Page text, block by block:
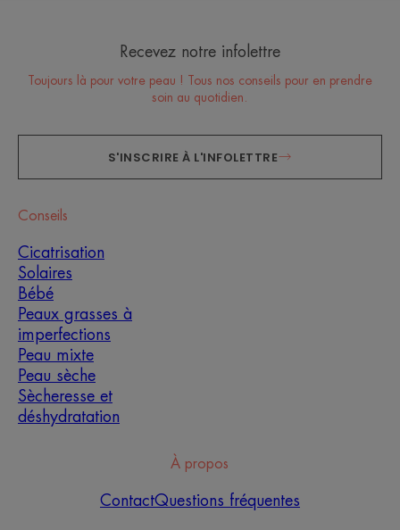
Recevez notre infolettre
Toujours là pour votre peau ! Tous nos conseils pour en prendre
soin au quotidien.
S'INSCRIRE À L'INFOLETTRE
Conseils
Cicatrisation
Solaires
Bébé
Peaux grasses à
imperfections
Peau mixte
Peau sèche
Sècheresse et
déshydratation
À propos
ContactQuestions fréquentes